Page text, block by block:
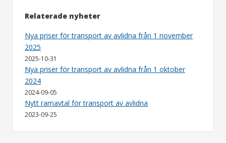
Relaterade nyheter
Nya priser för transport av avlidna från 1 november
2025
2025-10-31
Nya priser för transport av avlidna från 1 oktober
2024
2024-09-05
Nytt ramavtal för transport av avlidna
2023-09-25